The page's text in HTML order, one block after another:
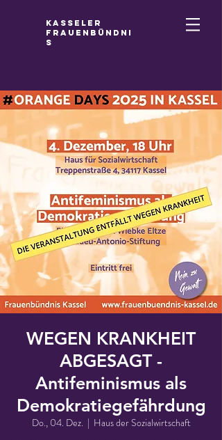
Kasseler
Frauenbündni
s
WEGEN KRANKHEIT
ABGESAGT -
Antifeminismus als
Demokratiegefährdung
Do., 04. Dez.
  |
Haus der Sozialwirtschaft